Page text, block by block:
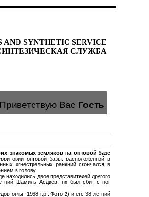
SYNTHETIC SERVICE
СЛУЖБА
Приветствую Вас Гость
знакомых земляков на оптовой базе
оптовой базы, расположенной в
огнестрельных ранений скончался в
в голову.
находились двое представителей другого
Шамиль Асдиев, но был сбит с ног
оглы,
1968 г.р.. Фото 2) и его 38-летний